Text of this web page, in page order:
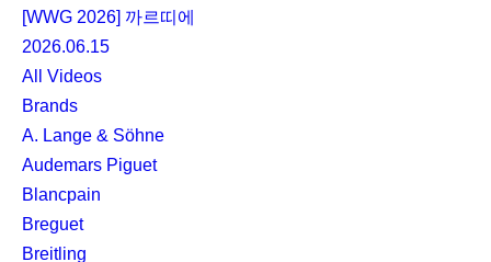
[WWG 2026] 까르띠에
2026.06.15
All Videos
Brands
A. Lange & Söhne
Audemars Piguet
Blancpain
Breguet
Breitling